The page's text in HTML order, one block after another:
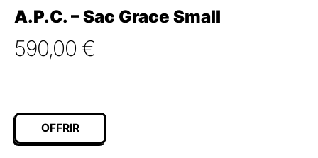
A.P.C. – Sac Grace Small
590,00 €
OFFRIR